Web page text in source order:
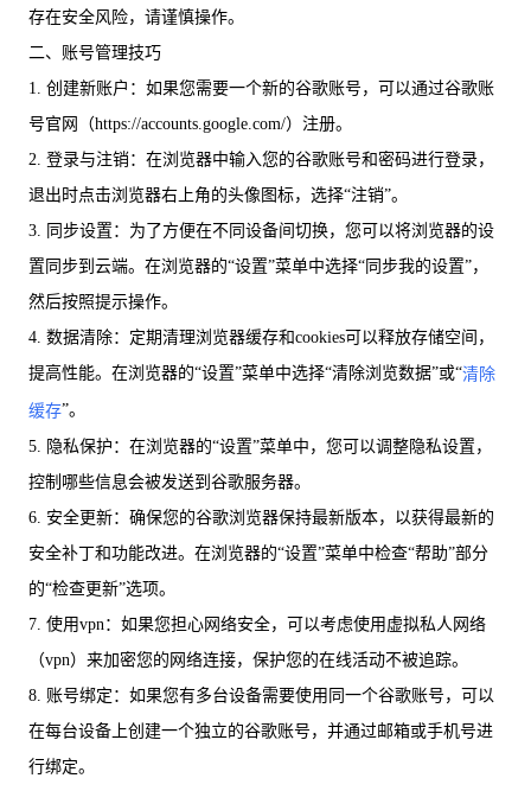
存在安全风险，请谨慎操作。
二、账号管理技巧
1. 创建新账户：如果您需要一个新的谷歌账号，可以通过谷歌账
号官网（https://accounts.google.com/）注册。
2. 登录与注销：在浏览器中输入您的谷歌账号和密码进行登录，
退出时点击浏览器右上角的头像图标，选择“注销”。
3. 同步设置：为了方便在不同设备间切换，您可以将浏览器的设
置同步到云端。在浏览器的“设置”菜单中选择“同步我的设置”，
然后按照提示操作。
4. 数据清除：定期清理浏览器缓存和cookies可以释放存储空间，
提高性能。在浏览器的“设置”菜单中选择“清除浏览数据”或“清除
缓存”。
5. 隐私保护：在浏览器的“设置”菜单中，您可以调整隐私设置，
控制哪些信息会被发送到谷歌服务器。
6. 安全更新：确保您的谷歌浏览器保持最新版本，以获得最新的
安全补丁和功能改进。在浏览器的“设置”菜单中检查“帮助”部分
的“检查更新”选项。
7. 使用vpn：如果您担心网络安全，可以考虑使用虚拟私人网络
（vpn）来加密您的网络连接，保护您的在线活动不被追踪。
8. 账号绑定：如果您有多台设备需要使用同一个谷歌账号，可以
在每台设备上创建一个独立的谷歌账号，并通过邮箱或手机号进
行绑定。